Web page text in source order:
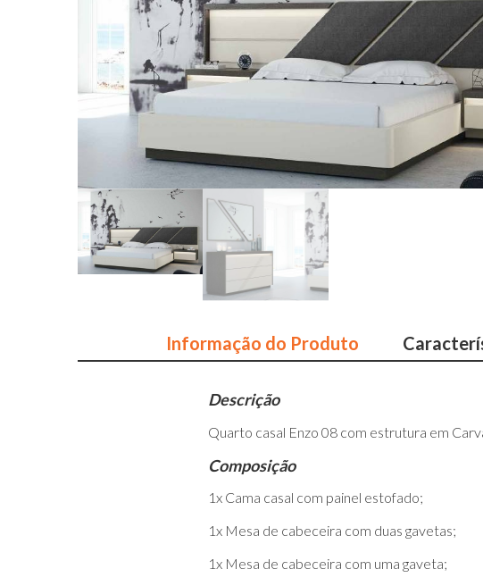
Informação do Produto
Descrição
Quarto casal Enzo 08 com estrutura em
Composição
1x Cama casal com painel estofado;
1x Mesa de cabeceira com duas gavetas;
1x Mesa de cabeceira com uma gaveta;